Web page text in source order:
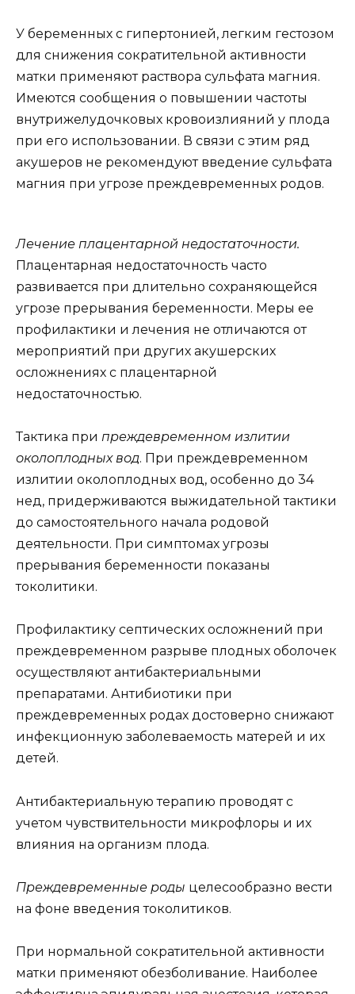
У беременных с гипертонией, легким гестозом
для снижения сократительной активности
матки применяют раствора сульфата магния.
Имеются сообщения о повышении частоты
внутрижелудочковых кровоизлияний у плода
при его использовании. В связи с этим ряд
акушеров не рекомендуют введение сульфата
магния при угрозе преждевременных родов.
Лечение плацентарной недостаточности.
Плацентарная недостаточность часто
развивается при длительно сохраняющейся
угрозе прерывания беременности. Меры ее
профилактики и лечения не отличаются от
мероприятий при других акушерских
осложнениях с плацентарной
недостаточностью.
Тактика при преждевременном излитии
околоплодных вод. При преждевременном
излитии околоплодных вод, особенно до 34
нед, придерживаются выжидательной тактики
до самостоятельного начала родовой
деятельности. При симптомах угрозы
прерывания беременности показаны
токолитики.
Профилактику септических осложнений при
преждевременном разрыве плодных оболочек
осуществляют антибактериальными
препаратами. Антибиотики при
преждевременных родах достоверно снижают
инфекционную заболеваемость матерей и их
детей.
Антибактериальную терапию проводят с
учетом чувствительности микрофлоры и их
влияния на организм плода.
Преждевременные роды целесообразно вести
на фоне введения токолитиков.
При нормальной сократительной активности
матки применяют обезболивание. Наиболее